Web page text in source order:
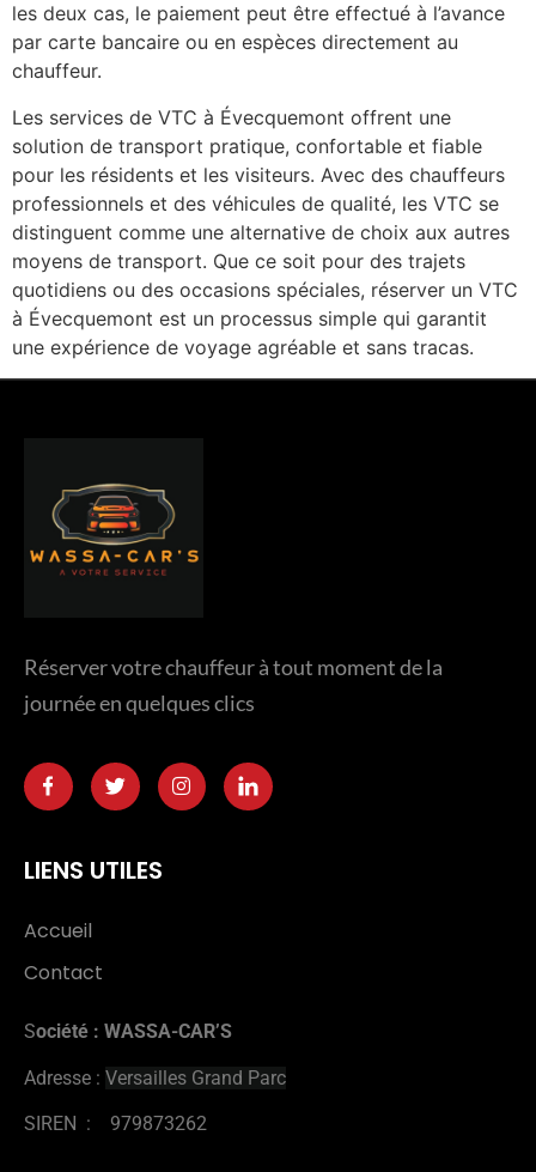
les deux cas, le paiement peut être effectué à l’avance
par carte bancaire ou en espèces directement au
chauffeur.
Les services de VTC à Évecquemont offrent une
solution de transport pratique, confortable et fiable
pour les résidents et les visiteurs. Avec des chauffeurs
professionnels et des véhicules de qualité, les VTC se
distinguent comme une alternative de choix aux autres
moyens de transport. Que ce soit pour des trajets
quotidiens ou des occasions spéciales, réserver un VTC
à Évecquemont est un processus simple qui garantit
une expérience de voyage agréable et sans tracas.
Réserver votre chauffeur à tout moment de la
journée en quelques clics
LIENS UTILES
Accueil
Contact
Société : WASSA-CAR’S
Adresse : Versailles Grand Parc
SIREN : 979873262